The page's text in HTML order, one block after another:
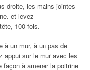
droite, les mains jointes
et levez
100 fois.
à un mur, à un pas de
appui sur le mur avec les
à amener la poitrine